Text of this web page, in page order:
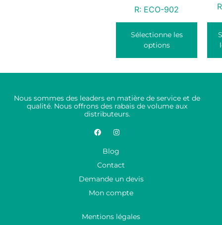
R: ECO-902
Sélectionne les
options
Nous sommes des leaders en matière de service et de
qualité. Nous offrons des rabais de volume aux
distributeurs.
Blog
Contact
Demande un devis
Mon compte
Mentions légales